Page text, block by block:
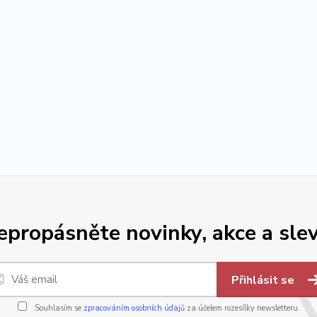
novinky, akce a
Přihlásit se
Souhlasím se zpracováním osobních údajůza účelem rozesílky newsletteru.